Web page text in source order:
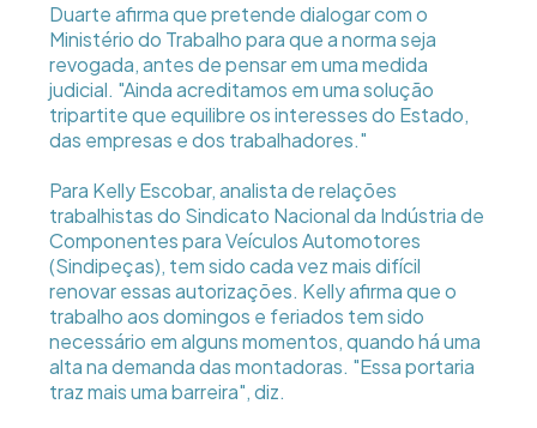
Duarte afirma que pretende dialogar com o
Ministério do Trabalho para que a norma seja
revogada, antes de pensar em uma medida
judicial. "Ainda acreditamos em uma solução
tripartite que equilibre os interesses do Estado,
das empresas e dos trabalhadores."
Para Kelly Escobar, analista de relações
trabalhistas do Sindicato Nacional da Indústria de
Componentes para Veículos Automotores
(Sindipeças), tem sido cada vez mais difícil
renovar essas autorizações. Kelly afirma que o
trabalho aos domingos e feriados tem sido
necessário em alguns momentos, quando há uma
alta na demanda das montadoras. "Essa portaria
traz mais uma barreira", diz.